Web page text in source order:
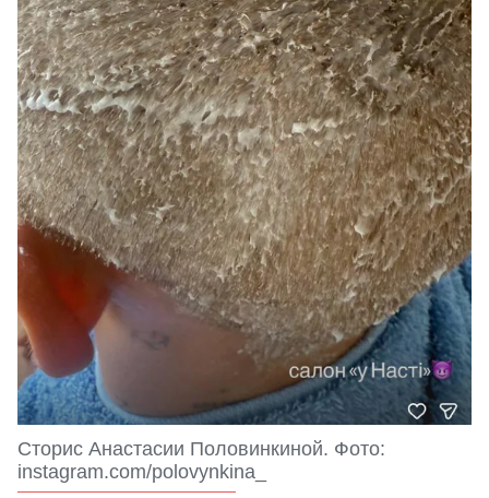
Сторис Анастасии Половинкиной. Фото:
instagram.com/polovynkina_